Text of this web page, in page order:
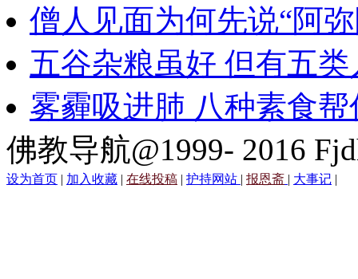
僧人见面为何先说“阿
五谷杂粮虽好 但有五
雾霾吸进肺 八种素食帮
佛教导航@1999- 2016
设为首页 | 加入收藏 | 在线投稿 | 护持网站 | 报恩斋 | 大事记 |